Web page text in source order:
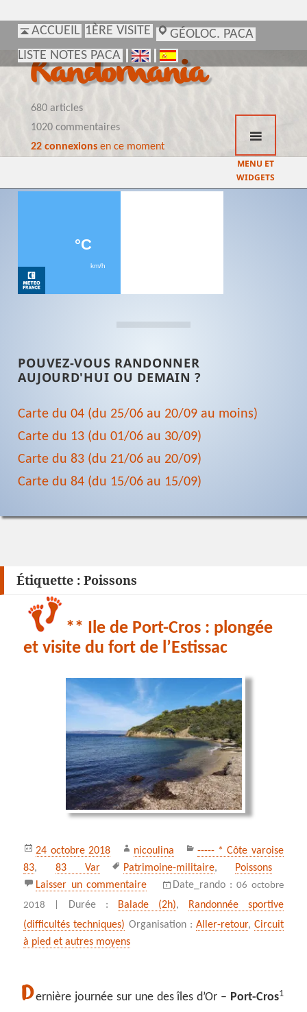
ACCUEIL 1ÈRE VISITE
GÉOLOC. PACA
LISTE NOTES PACA
Randomania
680 articles
1020 commentaires
22 connexionsen ce moment
MENU ET
WIDGETS
POUVEZ-VOUS RANDONNER
AUJOURD'HUI OU DEMAIN ?
Carte du 04 (du 25/06 au 20/09 au moins)
Carte du 13 (du 01/06 au 30/09)
Carte du 83 (du 21/06 au 20/09)
Carte du 84 (du 15/06 au 15/09)
ACCUEIL 1ÈRE VISITE
GÉOLOC. PACA
LISTE NOTES PACA
Étiquette : Poissons
** Ile de Port-Cros : plongée
et visite du fort de l’Estissac
Publié
le
24 octobre 2018 Auteur
nicoulina Catégories
----- * Côte varoise
83,83 Var
Mots-
clés
Patrimoine-militaire, Poissons
Laisser un commentairesur ** Ile de Port-Cros : plongée et
Date_rando :06 octobre
2018 |
Durée : Balade (2h), Randonnée sportive
(difficultés techniques) Organisation : Aller-retour, Circuit
à pied et autres moyens
Dernière journée sur une des îles d’Or – Port-Cros1